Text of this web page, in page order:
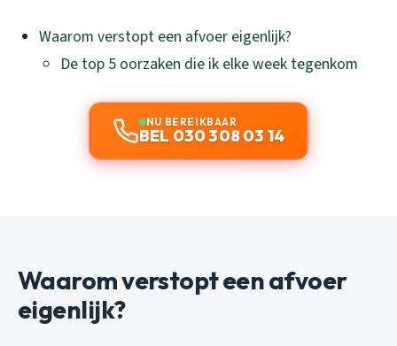
Waarom verstopt een afvoer eigenlijk?
De top 5 oorzaken die ik elke week tegenkom
NU BEREIKBAAR
BEL 030 308 03 14
Waarom verstopt een afvoer
eigenlijk?